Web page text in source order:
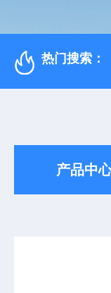
热门搜索：
产品中